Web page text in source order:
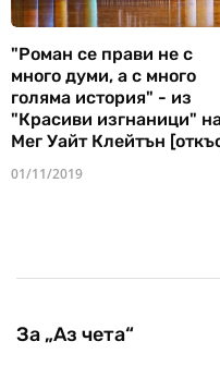
"Роман се прави не с
много думи, а с много
голяма история" - из
"Красиви изгнаници"
Мег Уайт Клейтън
01/11/2019
За „Аз чета“